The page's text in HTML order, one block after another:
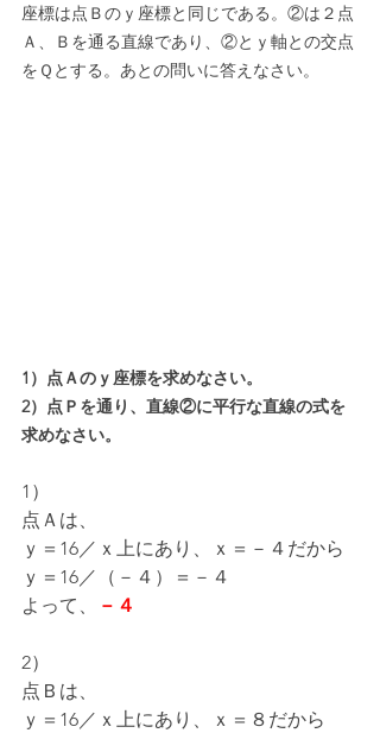
座標は点Ｂのｙ座標と同じである。②は２点
Ａ、Ｂを通る直線であり、②とｙ軸との交点
をＱとする。あとの問いに答えなさい。
1）点Ａのｙ座標を求めなさい。
2）点Ｐを通り、直線②に平行な直線の式を
求めなさい。
1）
点Ａは、
ｙ＝16／ｘ上にあり、ｘ＝－４だから
ｙ＝16／（－４）＝－４
よって、
－４
2）
点Ｂは、
ｙ＝16／ｘ上にあり、ｘ＝８だから